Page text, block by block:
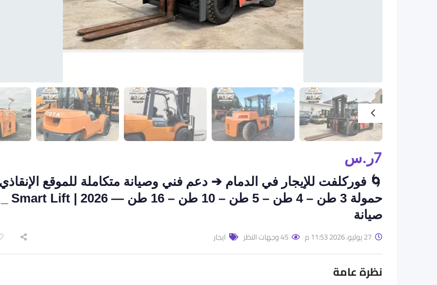
7ر.س
🌀 فوركلفت للإيجار في الدمام ➔ دعم فني وصيانة متكاملة للموقع
صيانة
27 يوليو، 2026 11:53 م 45 وجهات النظر ايجار
نظرة عامة